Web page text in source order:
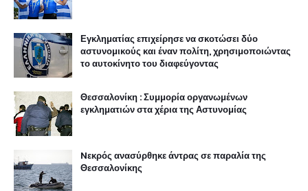
Εγκληματίας επιχείρησε να σκοτώσει δύο
αστυνομικούς και έναν πολίτη, χρησιμοποιώντας
το αυτοκίνητο του διαφεύγοντας
Θεσσαλονίκη : Συμμορία οργανωμένων
εγκληματιών στα χέρια της Αστυνομίας
Nεκρός ανασύρθηκε άντρας σε παραλία της
Θεσσαλονίκης